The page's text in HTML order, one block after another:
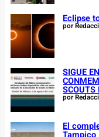
Eclipse
por
SIGUE
SCOUTS
por
El